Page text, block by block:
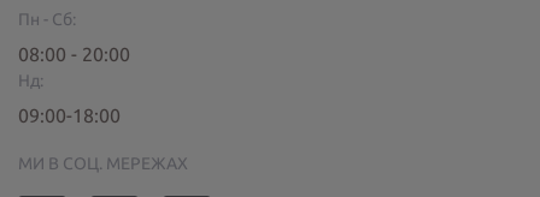
Пн - Сб:
08:00 - 20:00
Нд:
09:00-18:00
МИ В СОЦ. МЕРЕЖАХ